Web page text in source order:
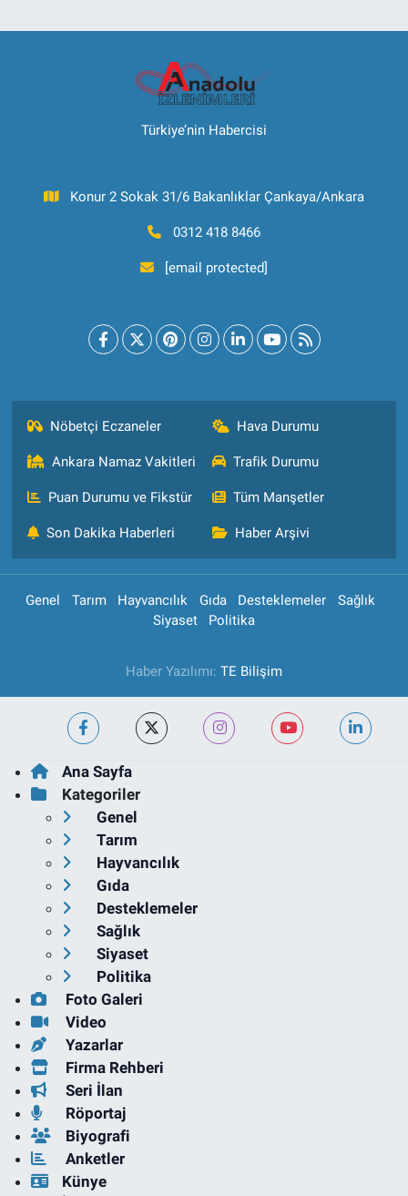
Türkiye’nin Habercisi
Konur 2 Sokak 31/6 Bakanlıklar Çankaya/Ankara
0312 418 8466
[email protected]
Nöbetçi Eczaneler Hava Durumu
Ankara Namaz Vakitleri Trafik Durumu
Puan Durumu ve Fikstür Tüm Manşetler
Son Dakika Haberleri Haber Arşivi
Genel Tarım Hayvancılık Gıda Desteklemeler
Sağlık
Siyaset
Politika
Haber Yazılımı: TE Bilişim
Ana Sayfa
Kategoriler
Genel
Tarım
Hayvancılık
Gıda
Desteklemeler
Sağlık
Siyaset
Politika
Foto Galeri
Video
Yazarlar
Firma Rehberi
Seri İlan
Röportaj
Biyografi
Anketler
Künye